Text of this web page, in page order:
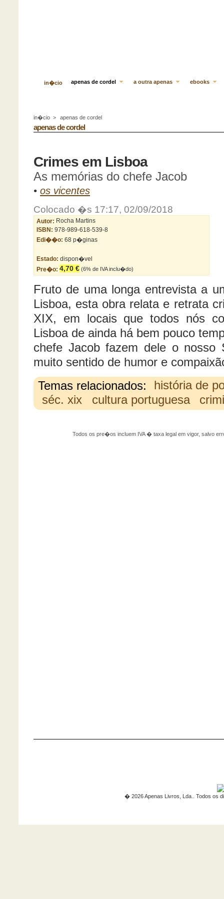
in�cio apenas de cordel a outra apenas ebooks
in�cio > apenas de cordel
apenas de cordel
Crimes em Lisboa
As memórias do chefe Jacob
• os vicentes
Colocado �s 17:17, 02/09/2018
Autor: Rocha Martins
ISBN: 978-989-618-539-8
Edi��o: 68 p�ginas
Estado: dispon�vel
Pre�o: 4,70 € (6% de IVA inclu�do)
Fruto de uma longa entrevista a
Lisboa, esta obra relata e retrata
XIX, em locais que todos nós
Lisboa de ainda há bem pouco
chefe Jacob fazem dele o nosso
muito sentido de humor e
Temas relacionados:
história de
séc. xix
cultura portuguesa
Todos os pre�os incluem IVA � taxa legal em vigor, salvo
� 2026 Apenas Livros, Lda.. Todos os